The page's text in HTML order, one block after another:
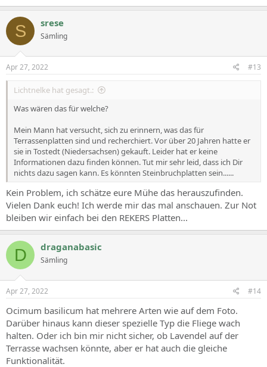
S srese
Sämling
Apr 27, 2022 #13
Lichtnelke hat gesagt.:
Was wären das für welche?
Mein Mann hat versucht, sich zu erinnern, was das für
Terrassenplatten sind und recherchiert. Vor über 20 Jahren hatte er
sie in Tostedt (Niedersachsen) gekauft. Leider hat er keine
Informationen dazu finden können. Tut mir sehr leid, dass ich Dir
nichts dazu sagen kann. Es könnten Steinbruchplatten sein......
Kein Problem, ich schätze eure Mühe das herauszufinden.
Vielen Dank euch! Ich werde mir das mal anschauen. Zur Not
bleiben wir einfach bei den REKERS Platten...
D draganabasic
Sämling
Apr 27, 2022 #14
Ocimum basilicum hat mehrere Arten wie auf dem Foto.
Darüber hinaus kann dieser spezielle Typ die Fliege wach
halten. Oder ich bin mir nicht sicher, ob Lavendel auf der
Terrasse wachsen könnte, aber er hat auch die gleiche
Funktionalität.